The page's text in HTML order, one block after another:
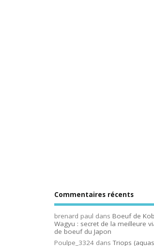
Commentaires récents
brenard paul dans Boeuf de
Wagyu : secret de la meilleure
de boeuf du Japon
Poulpe_3324 dansTriops